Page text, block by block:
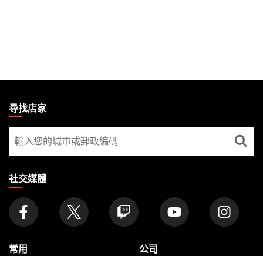
THE
GATHERING
FOOTER
尋找店家
尋
找
家
社交媒體
常用
公司